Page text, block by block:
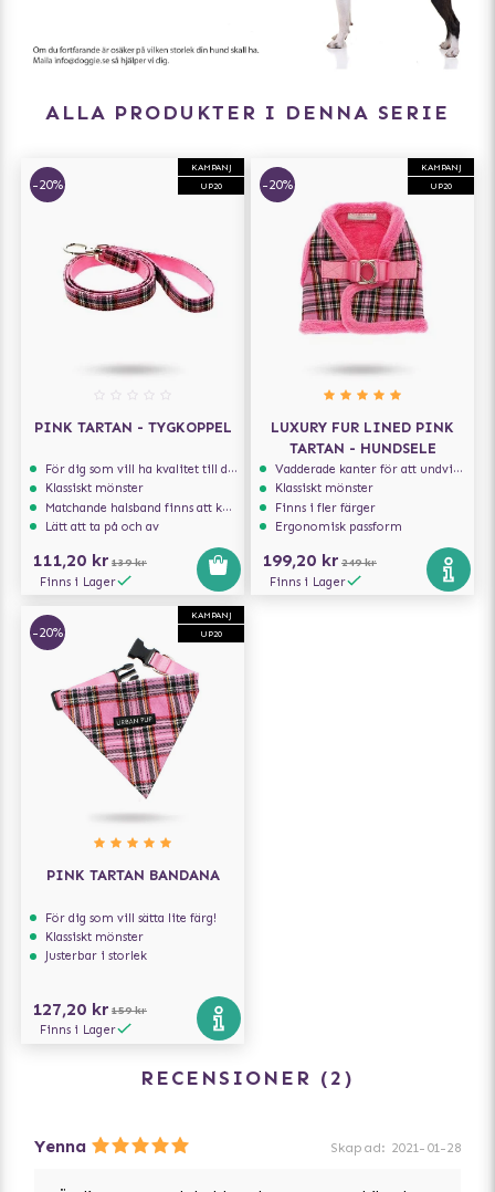
ALLA PRODUKTER I DENNA SERIE
KAMPANJ
UP20
-20%
PINK TARTAN - TYGKOPPEL
För dig som vill ha kvalitet till din hund!
Klassiskt mönster
Matchande halsband finns att köpa till
Lätt att ta på och av
111,20 kr 139 kr
Finns i Lager
KAMPANJ
UP20
-20%
LUXURY FUR LINED PINK
TARTAN - HUNDSELE
Vadderade kanter för att undvika skav
Klassiskt mönster
Finns i fler färger
Ergonomisk passform
199,20 kr 249 kr
Finns i Lager
KAMPANJ
UP20
-20%
PINK TARTAN BANDANA
För dig som vill sätta lite färg!
Klassiskt mönster
Justerbar i storlek
127,20 kr 159 kr
Finns i Lager
RECENSIONER 2
Yenna Skapad: 2021-01-28